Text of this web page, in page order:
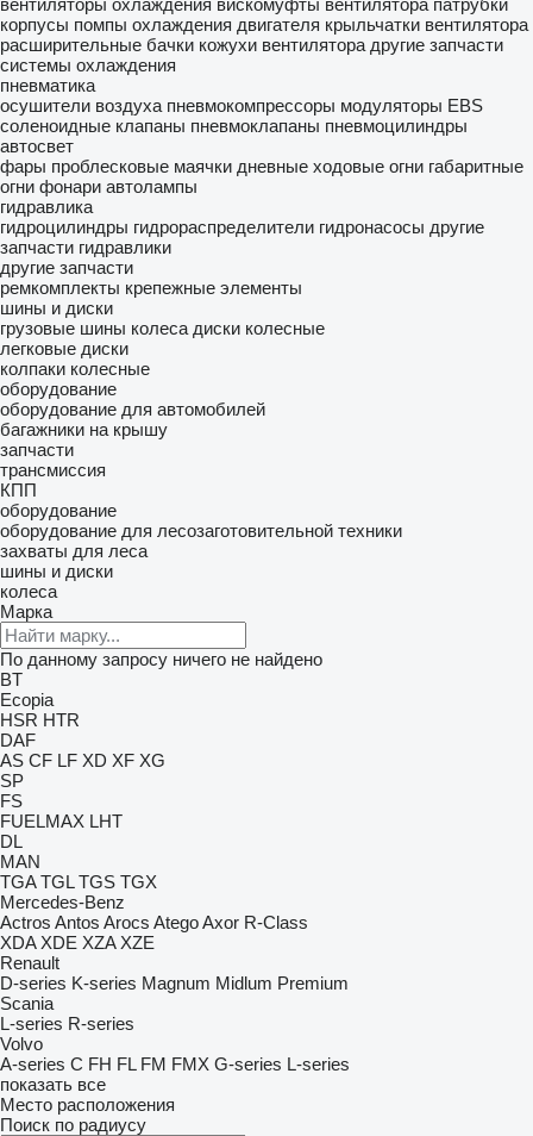
вентиляторы охлаждения вискомуфты вентилятора патрубки
корпусы помпы охлаждения двигателя крыльчатки вентилятора
расширительные бачки кожухи вентилятора другие запчасти
системы охлаждения
пневматика
осушители воздуха пневмокомпрессоры модуляторы EBS
соленоидные клапаны пневмоклапаны пневмоцилиндры
автосвет
фары проблесковые маячки дневные ходовые огни габаритные
огни фонари автолампы
гидравлика
гидроцилиндры гидрораспределители гидронасосы другие
запчасти гидравлики
другие запчасти
ремкомплекты крепежные элементы
шины и диски
грузовые шины колеса диски колесные
легковые диски
колпаки колесные
оборудование
оборудование для автомобилей
багажники на крышу
запчасти
трансмиссия
КПП
оборудование
оборудование для лесозаготовительной техники
захваты для леса
шины и диски
колеса
Марка
По данному запросу ничего не найдено
BT
Ecopia
HSR HTR
DAF
AS CF LF XD XF XG
SP
FS
FUELMAX LHT
DL
MAN
TGA TGL TGS TGX
Mercedes-Benz
Actros Antos Arocs AtegoAxor R-Class
XDA XDE XZA XZE
Renault
D-series K-series Magnum Midlum Premium
Scania
L-series R-series
Volvo
A-series C FH FL FM FMX G-series L-series
показать все
Место расположения
Поиск по радиусу